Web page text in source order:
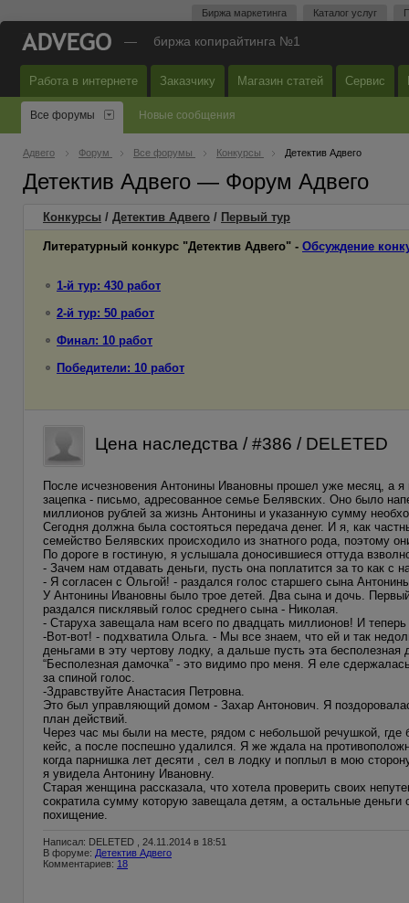
Биржа маркетинга Каталог услуг
— биржа копирайтинга №1
Работа в интернете Заказчику Магазин статей Сервис
Все форумы Новые сообщения
Адвего Форум Все форумы Конкурсы Детектив Адвего
Детектив Адвего — Форум Адвего
Конкурсы / Детектив Адвего / Первый тур
Литературный конкурс "Детектив Адвего" - Обсуждение
1-й тур: 430 работ
2-й тур: 50 работ
Финал: 10 работ
Победители: 10 работ
Цена наследства / #386 / DELETED
После исчезновения Антонины Ивановны прошел уже месяц, а
зацепка - письмо, адресованное семье Белявских. Оно было
миллионов рублей за жизнь Антонины и указанную сумму
Сегодня должна была состояться передача денег. И я, как
семейство Белявских происходило из знатного рода, поэтому
По дороге в гостиную, я услышала доносившиеся оттуда
- Зачем нам отдавать деньги, пусть она поплатится за то как
- Я согласен с Ольгой! - раздался голос старшего сына
У Антонины Ивановны было трое детей. Два сына и дочь.
раздался писклявый голос среднего сына - Николая.
- Старуха завещала нам всего по двадцать миллионов! И
-Вот-вот! - подхватила Ольга. - Мы все знаем, что ей и так
деньгами в эту чертову лодку, а дальше пусть эта
“Бесполезная дамочка” - это видимо про меня. Я еле
за спиной голос.
-Здравствуйте Анастасия Петровна.
Это был управляющий домом - Захар Антонович. Я
план действий.
Через час мы были на месте, рядом с небольшой речушкой,
кейс, а после поспешно удалился. Я же ждала на
когда парнишка лет десяти , сел в лодку и поплыл в мою
я увидела Антонину Ивановну.
Старая женщина рассказала, что хотела проверить своих
сократила сумму которую завещала детям, а остальные
похищение.
Написал: DELETED , 24.11.2014 в 18:51
В форуме: Детектив Адвего
Комментариев: 18